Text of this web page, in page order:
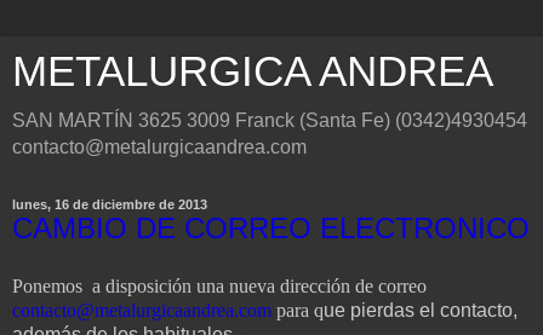
METALURGICA ANDREA
SAN MARTÍN 3625 3009 Franck (Santa Fe) (0342)4930454
contacto@metalurgicaandrea.com
lunes, 16 de diciembre de 2013
CAMBIO DE CORREO ELECTRONICO
Ponemos a disposición una nueva dirección de correo
contacto@metalurgicaandrea.com para que pierdas el contacto,